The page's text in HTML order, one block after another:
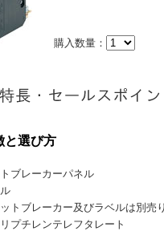
購入数量：
と選び方
ブレーカーパネル
トブレーカー及びラベルは別売
プチレンテレフタレート